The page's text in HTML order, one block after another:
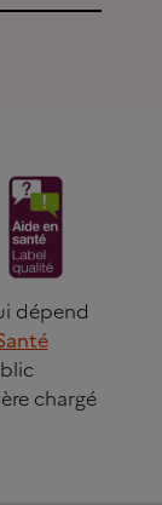
dépend
chargé